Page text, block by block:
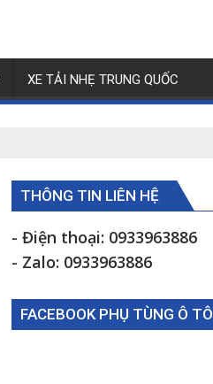
XE TẢI NHẸ TRUNG QUỐC
THÔNG TIN LIÊN HỆ
- Điện thoại: 0933963886
- Zalo: 0933963886
FACEBOOK PHỤ TÙNG Ô TÔ